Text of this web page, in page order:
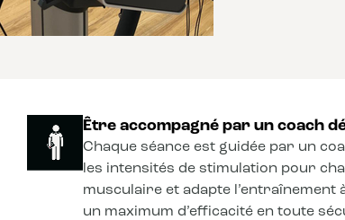
Être accompagné par un coach
Chaque séance est guidée par un
les intensités de stimulation pour
musculaire et adapte l’entraînement
un maximum d’efficacité en toute